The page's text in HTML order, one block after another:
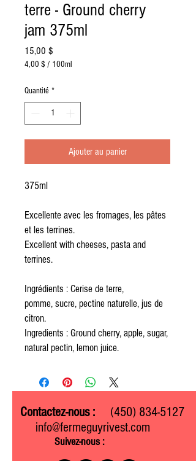
terre - Ground cherry
jam 375ml
15,00 $
4,00 $ / 100ml
pour
Millilitres
Quantité *
Ajouter au panier
375ml
Excellente avec les fromages, les pâtes
et les terrines.
Excellent with cheeses, pasta and
terrines.
Ingrédients : Cerise de terre,
pomme, sucre, pectine naturelle, jus de
citron.
Ingredients : Ground cherry, apple, sugar,
natural pectin, lemon juice.
Contactez-nous :
(450) 834-5127
info@fermeguyrivest.com
Suivez-nous :